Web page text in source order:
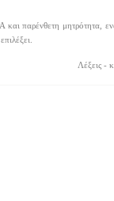
παρένθετη μητρότητα,
Λέξεις -